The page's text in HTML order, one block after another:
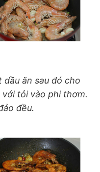
ăn sau đó cho
tỏi vào phi thơm.
đều.